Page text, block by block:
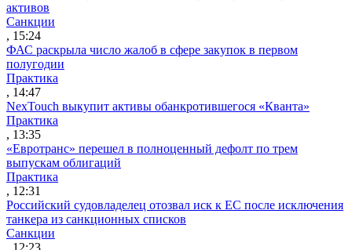
активов
Санкции
, 15:24
ФАС раскрыла число жалоб в сфере закупок в первом
полугодии
Практика
, 14:47
NexTouch выкупит активы обанкротившегося «Кванта»
Практика
, 13:35
«Евротранс» перешел в полноценный дефолт по трем
выпускам облигаций
Практика
, 12:31
Российский судовладелец отозвал иск к ЕС после исключения
танкера из санкционных списков
Санкции
, 12:23